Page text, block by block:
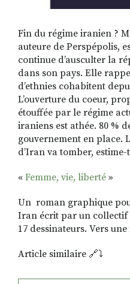
Fin du régime iranien ?
auteure de Perspépolis,
continue d’ausculter la
dans son pays. Elle
d’ethnies cohabitent
L’ouverture du coeur,
étouffée par le régime
iraniens est athée. 80 %
gouvernement en place.
d’Iran va tomber, estime-
« Femme, vie, liberté »
Un roman graphique
Iran écrit par un collectif
17 dessinateurs. Vers
Article similaire 🔗⤵️